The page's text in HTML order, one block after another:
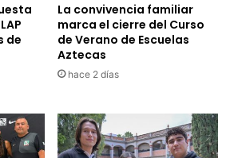
de
La convivencia familiar
marca el cierre del Curso
de Verano de Escuelas
Aztecas
hace 2 días